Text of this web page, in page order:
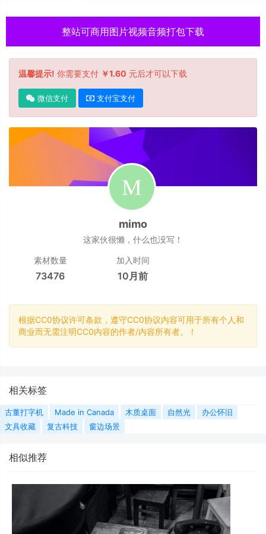
整站可商用图片视频音频打包下载
温馨提示! 你需要支付 ￥1.60 元后才可以下载
微信支付 支付宝支付
mimo
这家伙很懒，什么也没写！
素材数量
73476
加入时间
10月前
根据CC0协议许可条款，遵守CC0协议内容可用于所有个人和
商业而无需注明CC0内容的作者/内容所有者。！
相关标签
古董打字机 Made in Canada 木质桌面 自然光
办公怀旧
文具收藏
复古科技 窗边场景
相似推荐